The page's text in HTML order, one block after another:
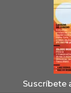
Suscríbete